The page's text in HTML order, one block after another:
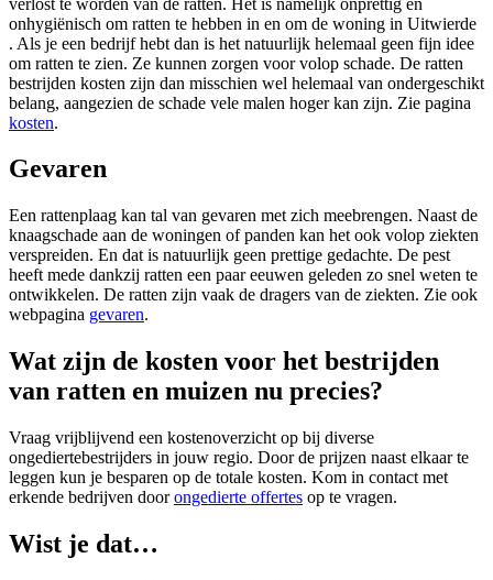
onhygiënisch om ratten te hebben in en om de woning in Uitwierde
. Als je een bedrijf hebt dan is het natuurlijk helemaal geen fijn idee
om ratten te zien. Ze kunnen zorgen voor volop schade. De ratten
bestrijden kosten zijn dan misschien wel helemaal van ondergeschikt
belang, aangezien de schade vele malen hoger kan zijn. Zie pagina
kosten.
Gevaren
Een rattenplaag kan tal van gevaren met zich meebrengen. Naast de
knaagschade aan de woningen of panden kan het ook volop ziekten
verspreiden. En dat is natuurlijk geen prettige gedachte. De pest
heeft mede dankzij ratten een paar eeuwen geleden zo snel weten te
ontwikkelen. De ratten zijn vaak de dragers van de ziekten. Zie ook
webpagina gevaren.
Wat zijn de kosten voor het bestrijden
van ratten en muizen nu precies?
Vraag vrijblijvend een kostenoverzicht op bij diverse
ongediertebestrijders in jouw regio. Door de prijzen naast elkaar te
leggen kun je besparen op de totale kosten. Kom in contact met
erkende bedrijven doorongedierte offertes op te vragen.
Wist je dat…